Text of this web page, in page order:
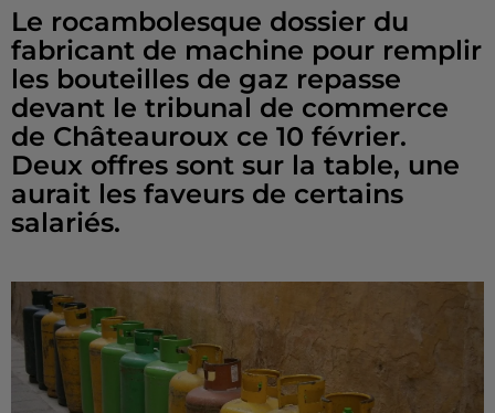
Le rocambolesque dossier du
fabricant de machine pour remplir
les bouteilles de gaz repasse
devant le tribunal de commerce
de Châteauroux ce 10 février.
Deux offres sont sur la table, une
aurait les faveurs de certains
salariés.